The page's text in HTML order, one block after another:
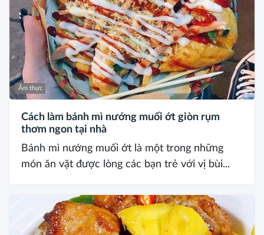
Ẩm thực
Cách làm bánh mì nướng muối ớt giòn rụm
thơm ngon tại nhà
Bánh mì nướng muối ớt là một trong những
món ăn vặt được lòng các bạn trẻ với vị bùi...